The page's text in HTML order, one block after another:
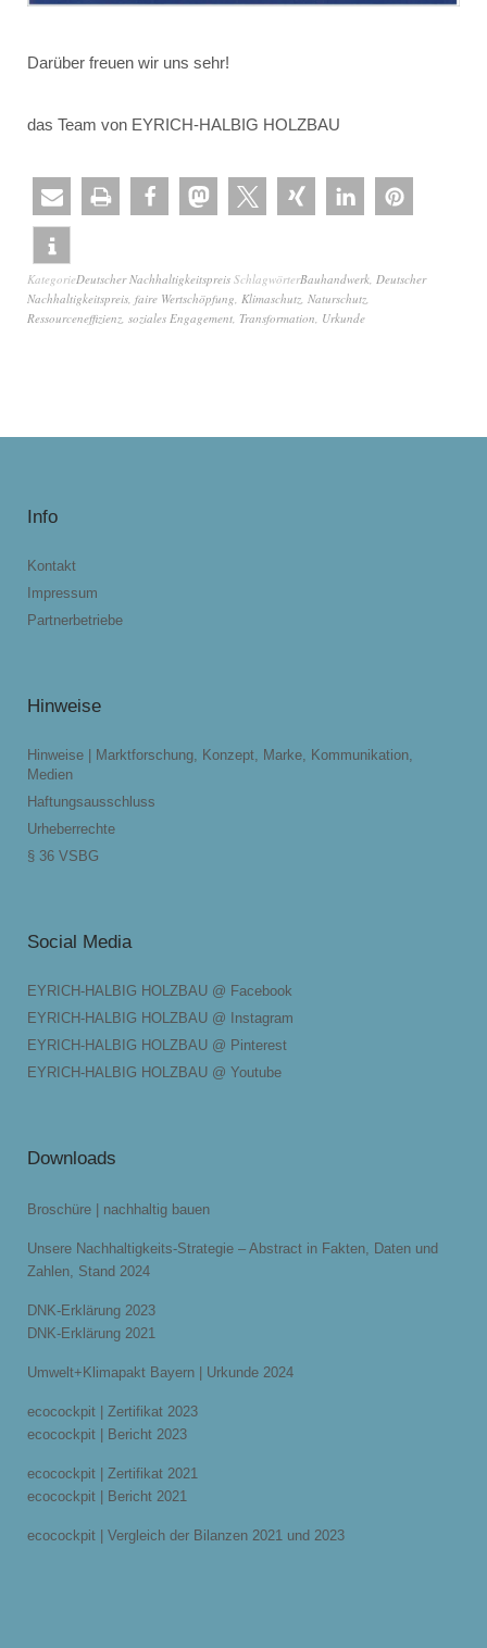
Darüber freuen wir uns sehr!
das Team von EYRICH-HALBIG HOLZBAU
KategorieDeutscher Nachhaltigkeitspreis SchlagwörterBauhandwerk Deutscher
Nachhaltigkeitspreis faire Wertschöpfung Klimaschutz Naturschutz
Ressourceneffizienz soziales Engagement Transformation Urkunde
Info
Kontakt
Impressum
Partnerbetriebe
Hinweise
Hinweise | Marktforschung, Konzept, Marke, Kommunikation,
Medien
Haftungsausschluss
Urheberrechte
§ 36 VSBG
Social Media
EYRICH-HALBIG HOLZBAU @ Facebook
EYRICH-HALBIG HOLZBAU @ Instagram
EYRICH-HALBIG HOLZBAU @ Pinterest
EYRICH-HALBIG HOLZBAU @ Youtube
Downloads
Broschüre | nachhaltig bauen
Unsere Nachhaltigkeits-Strategie – Abstract in Fakten, Daten und
Zahlen, Stand 2024
DNK-Erklärung 2023
DNK-Erklärung 2021
Umwelt+Klimapakt Bayern | Urkunde 2024
ecocockpit | Zertifikat 2023
ecocockpit | Bericht 2023
ecocockpit | Zertifikat 2021
ecocockpit | Bericht 2021
ecocockpit | Vergleich der Bilanzen 2021 und 2023